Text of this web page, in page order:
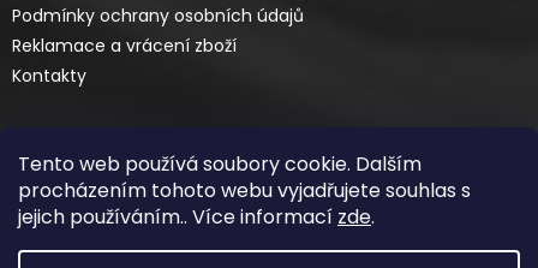
Tento web používá soubory cookie. Dalším
procházením tohoto webu vyjadřujete souhlas s
jejich používáním.. Více informací zde.
Podmínky ochrany osobních údajů
Reklamace a vrácení zboží
Kontakty